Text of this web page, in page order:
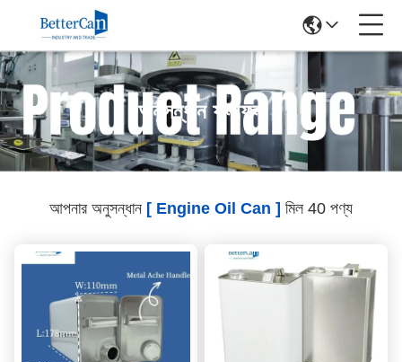
অনুসন্ধান ফলাফল
আপনার অনুসন্ধান [ Engine Oil Can ] মিল 40 পণ্য